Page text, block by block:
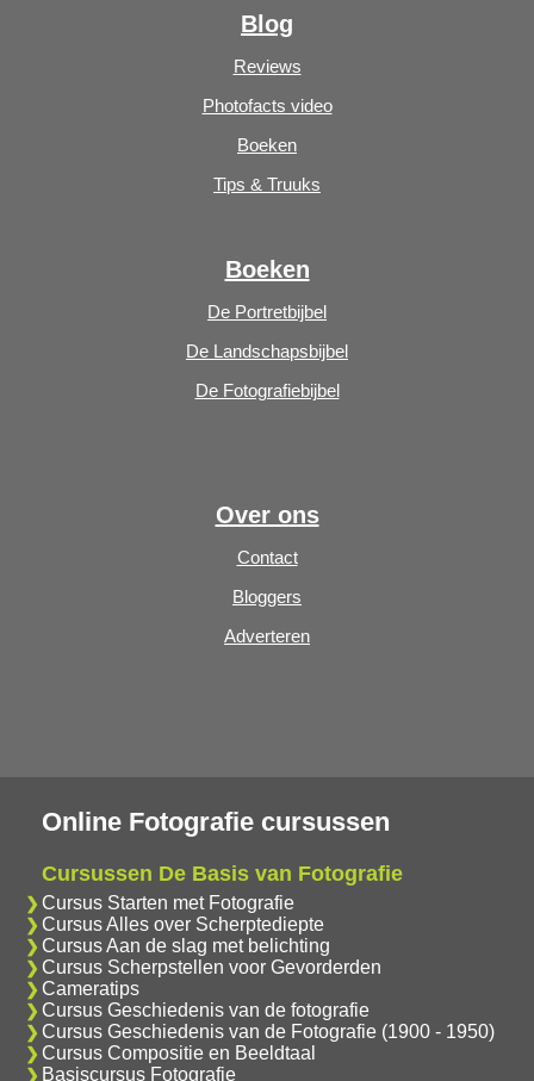
Blog
Reviews
Photofacts video
Boeken
Tips & Truuks
Boeken
De Portretbijbel
De Landschapsbijbel
De Fotografiebijbel
Over ons
Contact
Bloggers
Adverteren
Online Fotografie cursussen
Cursussen De Basis van Fotografie
Cursus Starten met Fotografie
Cursus Alles over Scherptediepte
Cursus Aan de slag met belichting
Cursus Scherpstellen voor Gevorderden
Cameratips
Cursus Geschiedenis van de fotografie
Cursus Geschiedenis van de Fotografie (1900 - 1950)
Cursus Compositie en Beeldtaal
Basiscursus Fotografie